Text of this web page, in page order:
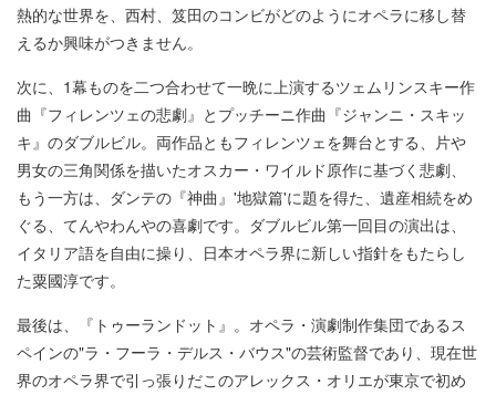
熱的な世界を、西村、笈田のコンビがどのようにオペラに移し替
えるか興味がつきません。
次に、1幕ものを二つ合わせて一晩に上演するツェムリンスキー作
曲『フィレンツェの悲劇』とプッチーニ作曲『ジャンニ・スキッ
キ』のダブルビル。両作品ともフィレンツェを舞台とする、片や
男女の三角関係を描いたオスカー・ワイルド原作に基づく悲劇、
もう一方は、ダンテの『神曲』'地獄篇'に題を得た、遺産相続をめ
ぐる、てんやわんやの喜劇です。ダブルビル第一回目の演出は、
イタリア語を自由に操り、日本オペラ界に新しい指針をもたらし
た粟國淳です。
最後は、『トゥーランドット』。オペラ・演劇制作集団であるス
ペインの"ラ・フーラ・デルス・バウス"の芸術監督であり、現在世
界のオペラ界で引っ張りだこのアレックス・オリエが東京で初め